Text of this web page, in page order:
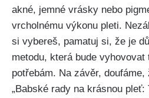
akné, jemné⁣ vrásky nebo
vrcholnému výkonu⁣ pleti.
si vybereš,⁤ pamatuj si, že je
metodu, která bude
potřebám. Na závěr,
„Babské rady na ​krásnou